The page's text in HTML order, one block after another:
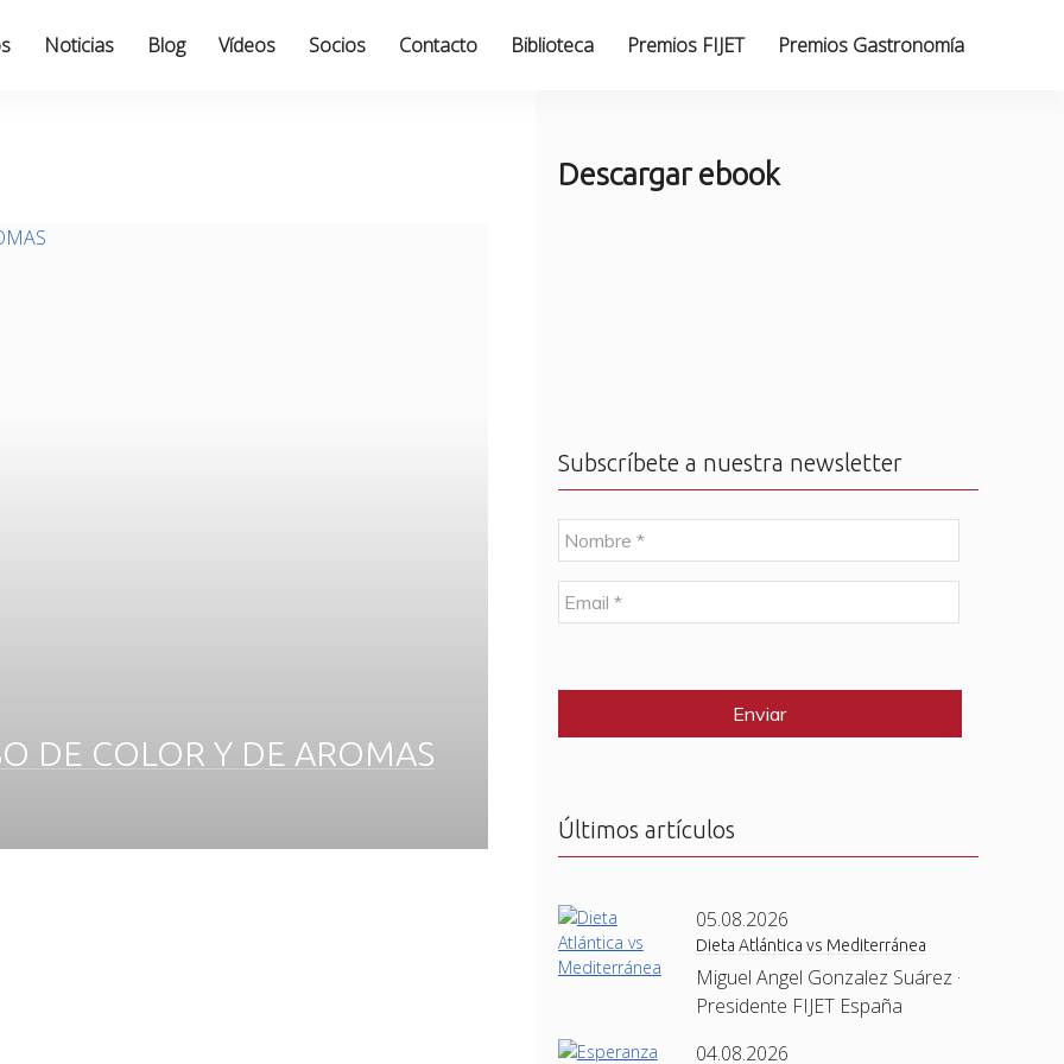
Noticias Blog Vídeos Socios Contacto Biblioteca Premios FIJET Premios Gastronomía
DE COLOR Y DE AROMAS
Descargar ebook
Subscríbete a nuestra newsletter
N
o
m
b
r
E
m
l
Últimos artículos
05.08.2026
Dieta Atlántica vs Mediterránea
Miguel Angel Gonzalez Suárez ·
Presidente FIJET España
04.08.2026